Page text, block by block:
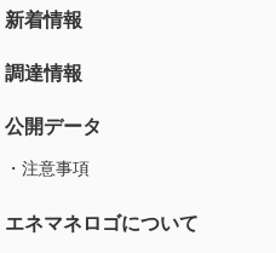
新着情報
調達情報
公開データ
・注意事項
エネマネロゴについて